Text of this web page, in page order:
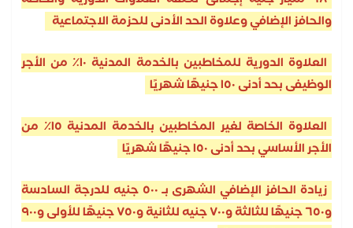
والحافز الإضافي وعلاوة الحد الأدنى للحزمة الاجتماعية
العلاوة الدورية للمخاطبين بالخدمة المدنية ١٠٪ من الأجر
الوظيفى بحد أدنى ١٥٠ جنيهًا شهريًا
العلاوة الخاصة لغير المخاطبين بالخدمة المدنية ١٥٪ من
الأجر الأساسي بحد أدنى ١٥٠ جنيهًا شهريًا
زيادة الحافز الإضافي الشهرى بـ ٥٠٠ جنيه للدرجة السادسة
و٦٥٠ جنيهًا للثالثة و٧٠٠ جنيه للثانية و٧٥٠ جنيهًا للأولى و٩٠٠